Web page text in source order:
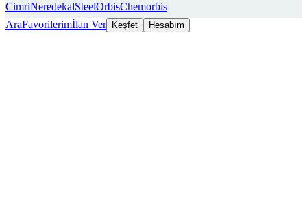
CimriNeredekalSteelOrbisChemorbis
AraFavorilerimİlan Ver Keşfet Hesabım